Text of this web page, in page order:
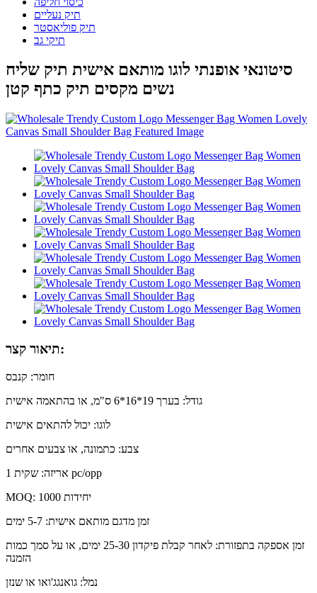
תיק נעליים
תיק פוליאסטר
תיקי גב
סיטונאי אופנתי לוגו מותאם אישית תיק שליח
נשים מקסים תיק כתף קטן
תיאור קצר:
חומר: קנבס
גודל: בערך 19*16*6 ס"מ, או בהתאמה אישית
לוגו: יכול להתאים אישית
צבע: כתמונה, או צבעים אחרים
אריזה: שקית 1 pc/opp
MOQ: 1000 יחידות
זמן מדגם מותאם אישית: 5-7 ימים
זמן אספקה ​​בתפזורת: לאחר קבלת פיקדון 25-30 ימים, או על סמך כמות
הזמנה
נמל: גואנגג'ואו או שנזן